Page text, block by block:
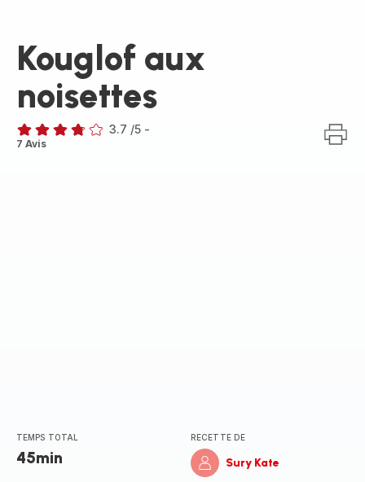
Kouglof aux
noisettes
ratings.3.7
3.7 /5 -
7 Avis
TEMPS TOTAL
45min
RECETTE DE
Sury Kate